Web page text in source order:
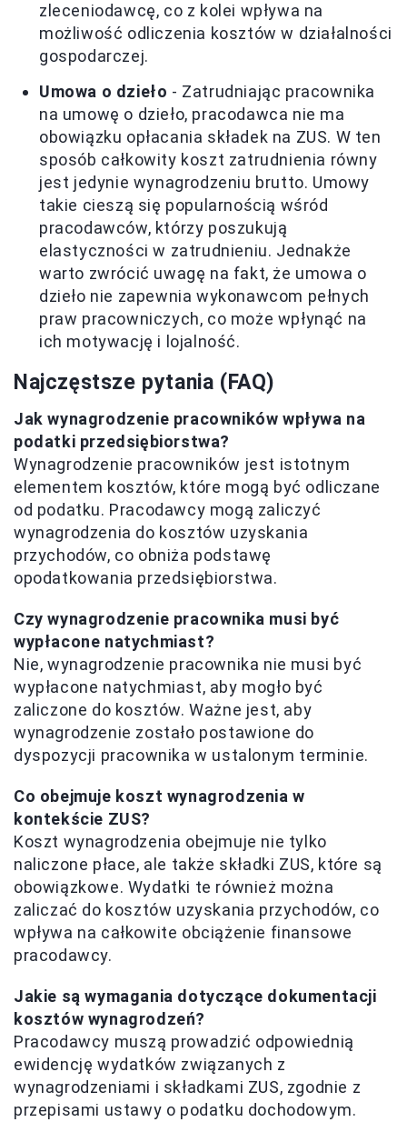
zleceniodawcę, co z kolei wpływa na
możliwość odliczenia kosztów w działalności
gospodarczej.
Umowa o dzieło - Zatrudniając pracownika
na umowę o dzieło, pracodawca nie ma
obowiązku opłacania składek na ZUS. W ten
sposób całkowity koszt zatrudnienia równy
jest jedynie wynagrodzeniu brutto. Umowy
takie cieszą się popularnością wśród
pracodawców, którzy poszukują
elastyczności w zatrudnieniu. Jednakże
warto zwrócić uwagę na fakt, że umowa o
dzieło nie zapewnia wykonawcom pełnych
praw pracowniczych, co może wpłynąć na
ich motywację i lojalność.
Najczęstsze pytania (FAQ)
Jak wynagrodzenie pracowników wpływa na
podatki przedsiębiorstwa?
Wynagrodzenie pracowników jest istotnym
elementem kosztów, które mogą być odliczane
od podatku. Pracodawcy mogą zaliczyć
wynagrodzenia do kosztów uzyskania
przychodów, co obniża podstawę
opodatkowania przedsiębiorstwa.
Czy wynagrodzenie pracownika musi być
wypłacone natychmiast?
Nie, wynagrodzenie pracownika nie musi być
wypłacone natychmiast, aby mogło być
zaliczone do kosztów. Ważne jest, aby
wynagrodzenie zostało postawione do
dyspozycji pracownika w ustalonym terminie.
Co obejmuje koszt wynagrodzenia w
kontekście ZUS?
Koszt wynagrodzenia obejmuje nie tylko
naliczone płace, ale także składki ZUS, które są
obowiązkowe. Wydatki te również można
zaliczać do kosztów uzyskania przychodów, co
wpływa na całkowite obciążenie finansowe
pracodawcy.
Jakie są wymagania dotyczące dokumentacji
kosztów wynagrodzeń?
Pracodawcy muszą prowadzić odpowiednią
ewidencję wydatków związanych z
wynagrodzeniami i składkami ZUS, zgodnie z
przepisami ustawy o podatku dochodowym.